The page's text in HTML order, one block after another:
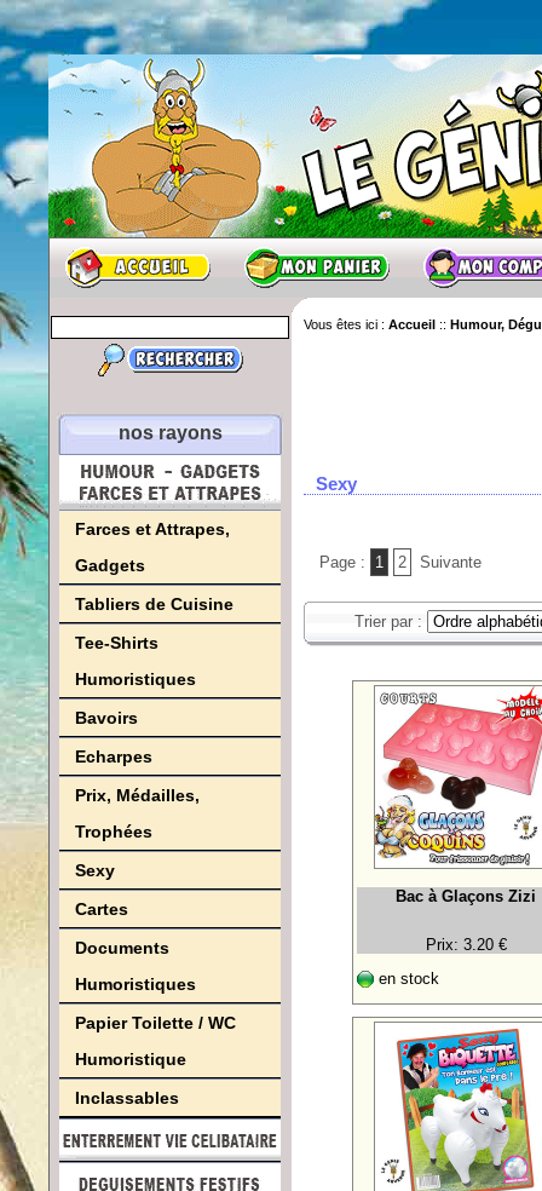
nos rayons
Farces et Attrapes,
Gadgets
Tabliers de Cuisine
Tee-Shirts
Humoristiques
Bavoirs
Echarpes
Prix, Médailles,
Trophées
Sexy
Cartes
Documents
Humoristiques
Papier Toilette / WC
Humoristique
Inclassables
Vous êtes ici : Accueil :: Humour,
Sexy
Page : 1 2 Suivante
Trier par :
Bac à Glaçons Zizi
Prix: 3.20 €
en stock